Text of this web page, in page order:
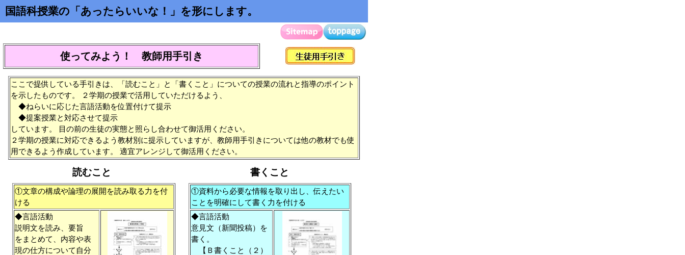
国語科授業の「あったらいいな！」を形にします。
使ってみよう！ 教師用手引き
ここで提供している手引きは、「読むこと」と「書くこと」についての授業の流れと指導のポイント
を示したものです。 ２学期の授業で活用していただけるよう、
◆ねらいに応じた言語活動を位置付けて提示
◆提案授業と対応させて提示
しています。 目の前の生徒の実態と照らし合わせて御活用ください。
２学期の授業に対応できるよう教材別に提示していますが、教師用手引きについては他の教材でも使
用できるよう作成しています。 適宜アレンジして御活用ください。
読むこと 書くこと
①文章の構成や論理の展開を読み取る力を付
ける
◆言語活動
説明文を読み、要旨
をまとめて、内容や表
現の仕方について自分
①資料から必要な情報を取り出し、伝えたい
ことを明確にして書く力を付ける
◆言語活動
意見文（新聞投稿）を
書く。
【Ｂ書くこと（２）